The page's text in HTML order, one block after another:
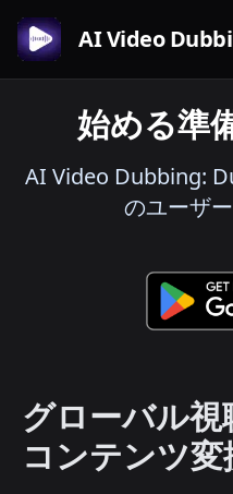
AI Video
始める準
AI Video Dubbing:
のユーザ
グローバル
コンテンツ変